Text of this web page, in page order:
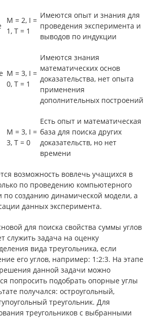
M = 2, I =
1, Т = 1
Имеются опыт и знания для
проведения эксперимента и
выводов по индукции
М = 3, I =
0, Т = 1
Имеются знания
математических основ
доказательства, нет опыта
применения
дополнительных построений
M = 3, I =
3, Т = 0
Есть опыт и математическая
база для поиска других
доказательств, но нет
времени
возможность вовлечь учащихся в
по проведению компьютерного
по созданию динамической модели, а
данных эксперимента.
для поиска свойства суммы углов
служить задача на оценку
вида треугольника, если
его углов, например: 1:2:3. На этапе
данной задачи можно
попросить подобрать опорные углы
получался: остроугольный,
треугольник. Для
треугольников с выбранными